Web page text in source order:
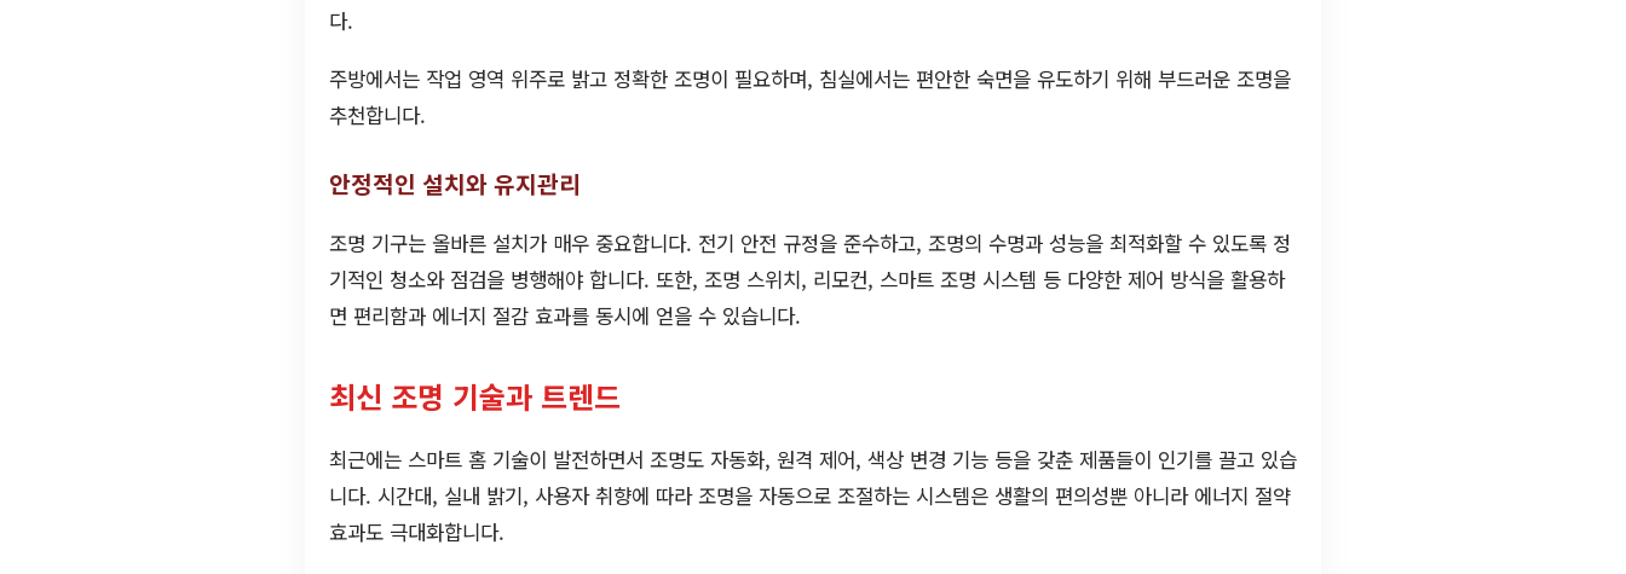
다.
주방에서는 작업 영역 위주로 밝고 정확한 조명이 필요하며, 침실에서는 편안한 숙면을 유도하기 위해 부드러운 조명을
추천합니다.
안정적인 설치와 유지관리
조명 기구는 올바른 설치가 매우 중요합니다. 전기 안전 규정을 준수하고, 조명의 수명과 성능을 최적화할 수 있도록 정
기적인 청소와 점검을 병행해야 합니다. 또한, 조명 스위치, 리모컨, 스마트 조명 시스템 등 다양한 제어 방식을 활용하
면 편리함과 에너지 절감 효과를 동시에 얻을 수 있습니다.
최신 조명 기술과 트렌드
최근에는 스마트 홈 기술이 발전하면서 조명도 자동화, 원격 제어, 색상 변경 기능 등을 갖춘 제품들이 인기를 끌고 있습
니다. 시간대, 실내 밝기, 사용자 취향에 따라 조명을 자동으로 조절하는 시스템은 생활의 편의성뿐 아니라 에너지 절약
효과도 극대화합니다.